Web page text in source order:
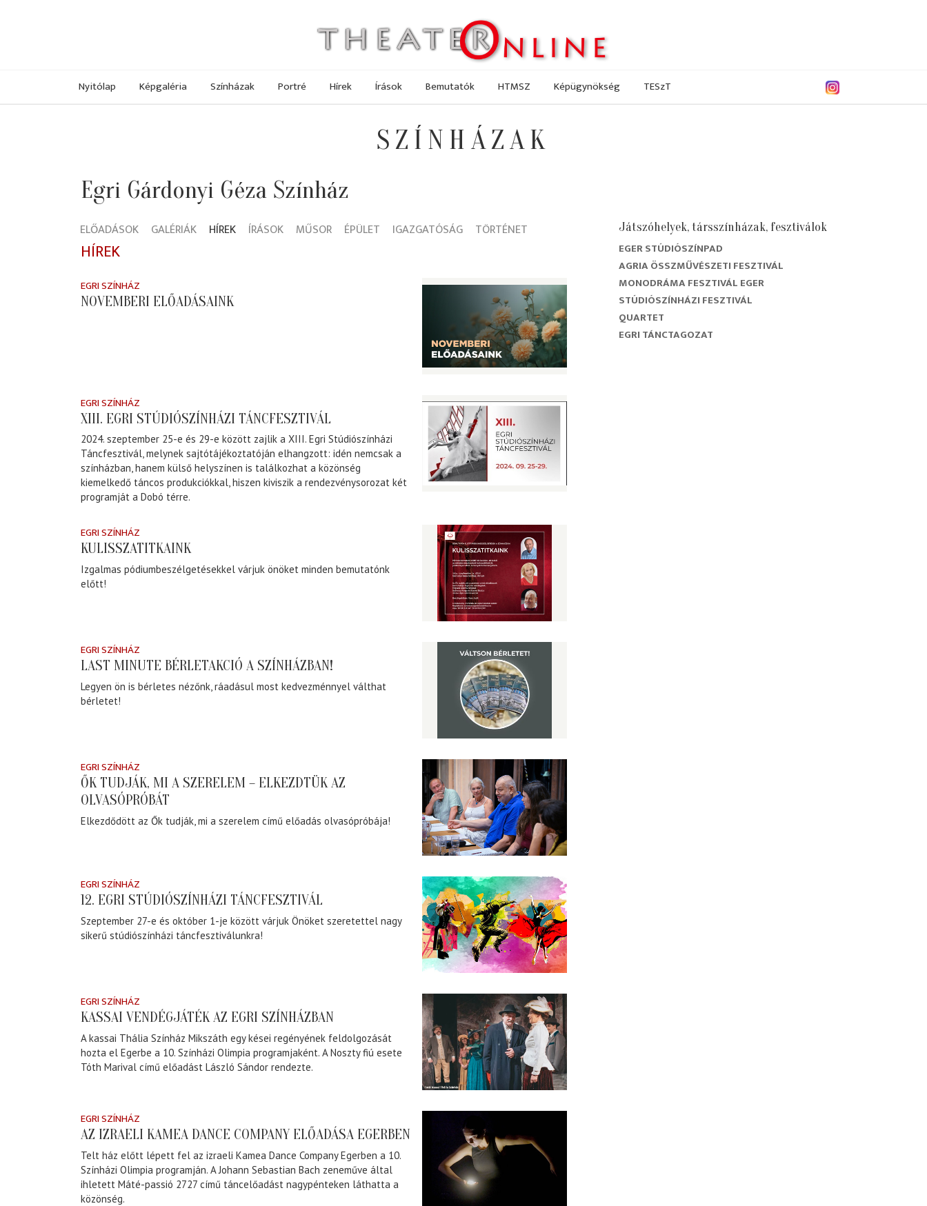
Nyitólap Képgaléria Színházak Portré Hírek Írások Bemutatók HTMSZ Képügynökség TESzT
SZÍNHÁZAK
Egri Gárdonyi Géza Színház
ELŐADÁSOK GALÉRIÁK HÍREK ÍRÁSOK MŰSOR ÉPÜLET IGAZGATÓSÁG TÖRTÉNET
HÍREK
EGRI SZÍNHÁZ
NOVEMBERI ELŐADÁSAINK
EGRI SZÍNHÁZ
XIII. EGRI STÚDIÓSZÍNHÁZI TÁNCFESZTIVÁL
2024. szeptember 25-e és 29-e között zajlik a XIII. Egri Stúdiószínházi
Táncfesztivál, melynek sajtótájékoztatóján elhangzott: idén nemcsak a
színházban, hanem külső helyszínen is találkozhat a közönség
kiemelkedő táncos produkciókkal, hiszen kiviszik a rendezvénysorozat két
programját a Dobó térre.
EGRI SZÍNHÁZ
KULISSZATITKAINK
Izgalmas pódiumbeszélgetésekkel várjuk önöket minden bemutatónk
előtt!
EGRI SZÍNHÁZ
LAST MINUTE BÉRLETAKCIÓ A SZÍNHÁZBAN!
Legyen ön is bérletes nézőnk, ráadásul most kedvezménnyel válthat
bérletet!
EGRI SZÍNHÁZ
ŐK TUDJÁK, MI A SZERELEM – ELKEZDTÜK AZ
OLVASÓPRÓBÁT
Elkezdődött az Ők tudják, mi a szerelem című előadás olvasópróbája!
EGRI SZÍNHÁZ
12. EGRI STÚDIÓSZÍNHÁZI TÁNCFESZTIVÁL
Szeptember 27-e és október 1-je között várjuk Önöket szeretettel nagy
sikerű stúdiószínházi táncfesztiválunkra!
EGRI SZÍNHÁZ
KASSAI VENDÉGJÁTÉK AZ EGRI SZÍNHÁZBAN
A kassai Thália Színház Mikszáth egy kései regényének feldolgozását
hozta el Egerbe a 10. Színházi Olimpia programjaként. A Noszty fiú esete
Tóth Marival című előadást László Sándor rendezte.
EGRI SZÍNHÁZ
AZ IZRAELI KAMEA DANCE COMPANY ELŐADÁSA EGERBEN
Telt ház előtt lépett fel az izraeli Kamea Dance Company Egerben a 10.
Színházi Olimpia programján. A Johann Sebastian Bach zeneműve által
ihletett Máté-passió 2727 című táncelőadást nagypénteken láthatta a
közönség.
Játszóhelyek, társszínházak, fesztiválok
EGER STÚDIÓSZÍNPAD
AGRIA ÖSSZMŰVÉSZETI FESZTIVÁL
MONODRÁMA FESZTIVÁL EGER
STÚDIÓSZÍNHÁZI FESZTIVÁL
QUARTET
EGRI TÁNCTAGOZAT